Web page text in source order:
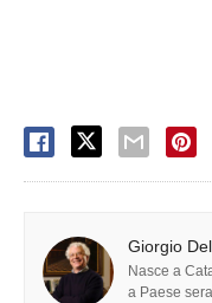
Giorgio
Nasce a
a Paese